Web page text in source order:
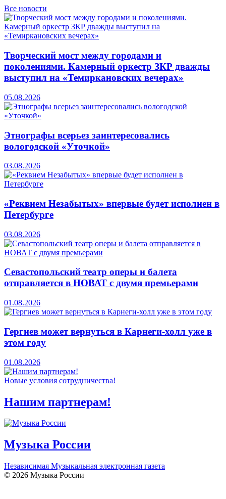
Все новости
Творческий мост между городами и
поколениями. Камерный оркестр ЗКР дважды
выступил на «Темиркановских вечерах»
05.08.2026
Этнографы всерьез заинтересовались
вологодской «Уточкой»
03.08.2026
«Реквием Незабытых» впервые будет исполнен в
Петербурге
03.08.2026
Севастопольский театр оперы и балета
отправляется в НОВАТ с двумя премьерами
01.08.2026
Гергиев может вернуться в Карнеги-холл уже в
этом году
01.08.2026
Новые условия сотрудничества!
Нашим партнерам!
Музыка России
Независимая Музыкальная электронная газета
© 2026 Музыка России